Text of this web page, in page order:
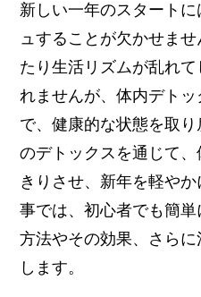
新しい一年のスタート
ュすることが欠かせま
たり生活リズムが乱れ
れませんが、体内デト
で、健康的な状態を取
のデトックスを通じて
きりさせ、新年を軽や
事では、初心者でも簡
方法やその効果、さら
します。